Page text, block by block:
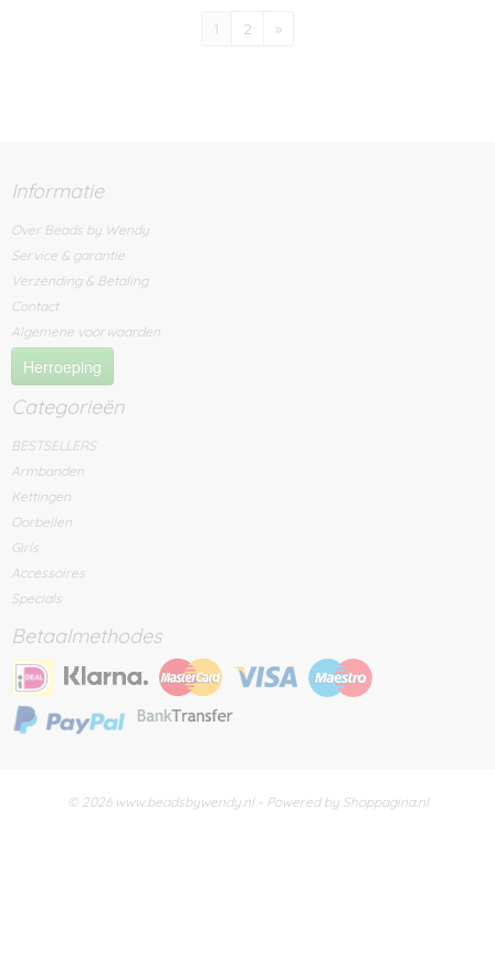
1 2 »
Informatie
Over Beads by Wendy
Service & garantie
Verzending & Betaling
Contact
Algemene voorwaarden
Herroeping
Categorieën
BESTSELLERS
Armbanden
Kettingen
Oorbellen
Girls
Accessoires
Specials
Betaalmethodes
© 2026 www.beadsbywendy.nl - Powered by Shoppagina.nl